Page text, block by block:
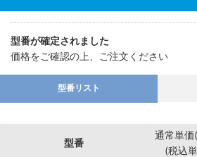
型番が確定されました
価格をご確認の上、ご注文ください
型番リスト
型番
通常単価
(税込